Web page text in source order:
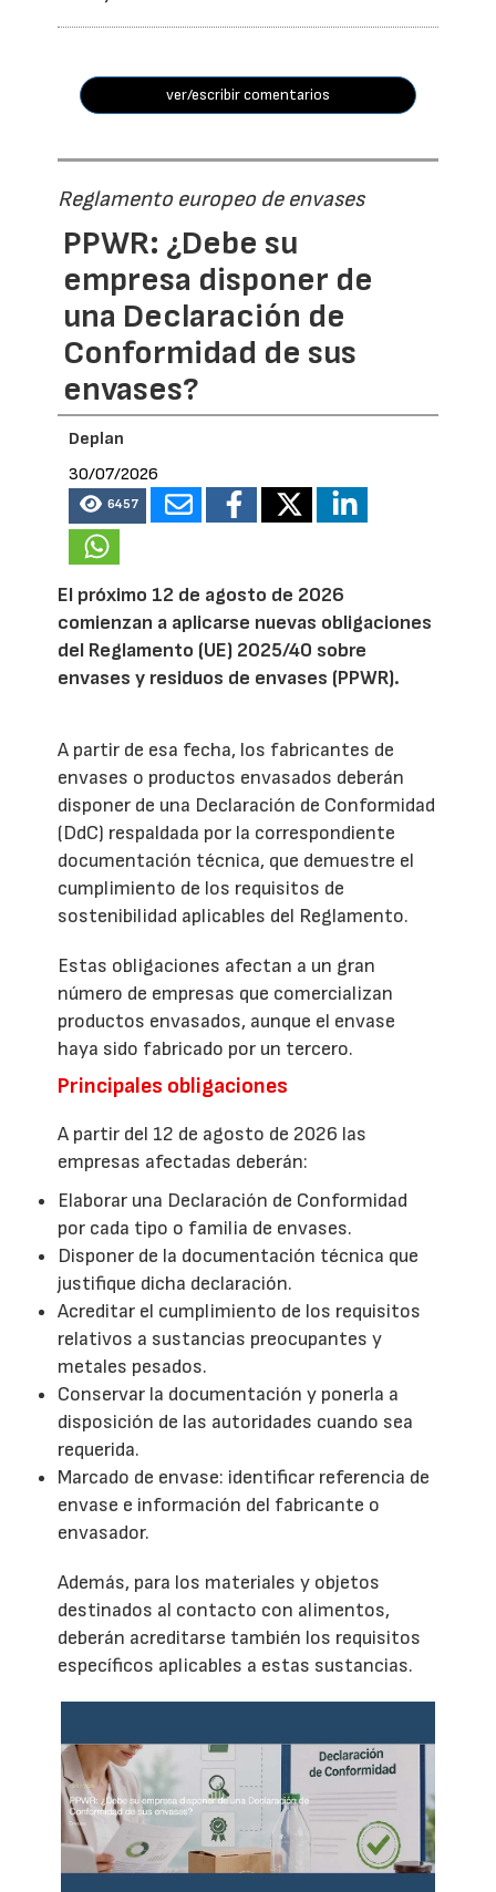
ver/escribir comentarios
Reglamento europeo de envases
PPWR: ¿Debe su
empresa disponer de
una Declaración de
Conformidad de sus
envases?
Deplan
30/07/2026
6457
El próximo 12 de agosto de 2026
comienzan a aplicarse nuevas obligaciones
del Reglamento (UE) 2025/40 sobre
envases y residuos de envases (PPWR).
A partir de esa fecha, los fabricantes de
envases o productos envasados deberán
disponer de una Declaración de Conformidad
(DdC) respaldada por la correspondiente
documentación técnica, que demuestre el
cumplimiento de los requisitos de
sostenibilidad aplicables del Reglamento.
Estas obligaciones afectan a un gran
número de empresas que comercializan
productos envasados, aunque el envase
haya sido fabricado por un tercero.
Principales obligaciones
A partir del 12 de agosto de 2026 las
empresas afectadas deberán:
Elaborar una Declaración de Conformidad
por cada tipo o familia de envases.
Disponer de la documentación técnica que
justifique dicha declaración.
Acreditar el cumplimiento de los requisitos
relativos a sustancias preocupantes y
metales pesados.
Conservar la documentación y ponerla a
disposición de las autoridades cuando sea
requerida.
Marcado de envase: identificar referencia de
envase e información del fabricante o
envasador.
Además, para los materiales y objetos
destinados al contacto con alimentos,
deberán acreditarse también los requisitos
específicos aplicables a estas sustancias.